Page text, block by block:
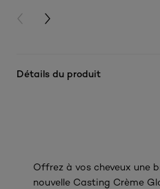
PREVIOUS CARD
NEXT CARD
Détails du produit
Offrez à vos cheveux une
nouvelle Casting Crème